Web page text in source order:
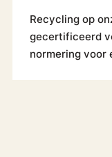
Recycling op
gecertificeerd
normering voor